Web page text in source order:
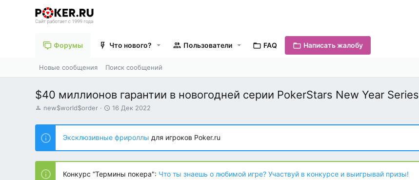
Форумы Что нового? Пользователи FAQ Написать жалобу
Новые сообщения Поиск сообщений
$40 миллионов гарантии в новогодней серии PokerStars New Year Series
А
т
о
р
т
е
м
ы
new$world$order
Д
т
н
а
ч
л
16 Дек 2022
Эксклюзивные фрироллы для игроков Poker.ru
Конкурс “Термины покера": Что ты знаешь о любимой игре? Участвуй в конкурсе и выигрывай призы!